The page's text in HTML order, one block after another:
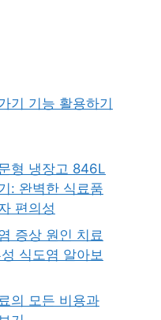
기 기능 활용하기
형 냉장고 846L
: 완벽한 식료품
편의성
증상 원인 치료
식도염 알아보
의 모든 비용과